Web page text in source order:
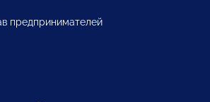
предпринимателей